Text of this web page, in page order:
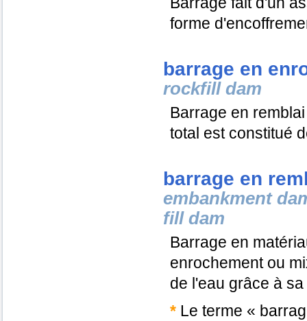
forme
barrage en
rockfill dam
Barrage en
total est constitué
barrage en
embankment
fill dam
Barrage en
enrochement ou
de l'eau grâce à
* Le terme «